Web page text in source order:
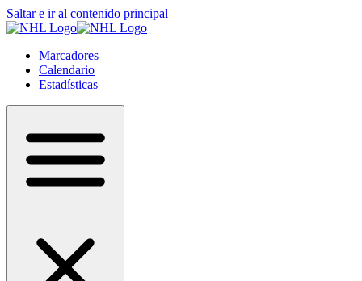
Saltar e ir al contenido principal
Marcadores
Calendario
Estadísticas